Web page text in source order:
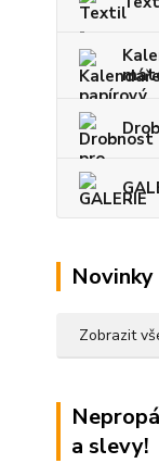
Novinky
Zobrazit
a slevy!